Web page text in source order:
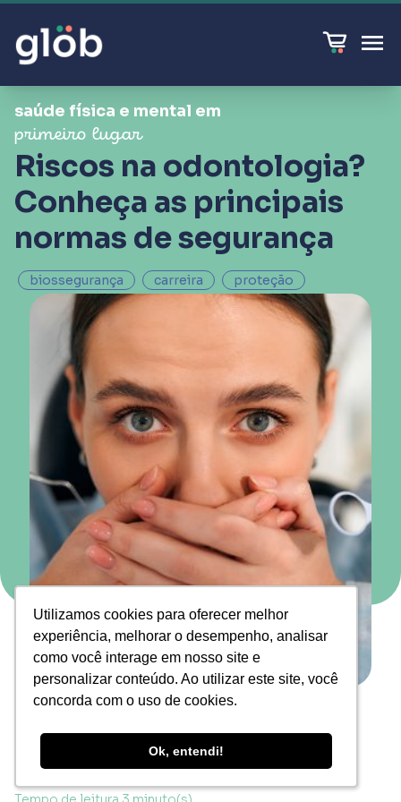
Utilizamos cookies para oferecer melhor
experiência, melhorar o desempenho, analisar
como você interage em nosso site e
personalizar conteúdo. Ao utilizar este site, você
concorda com o uso de cookies.
Ok, entendi!
Utilizamos cookies para oferecer melhor
experiência, melhorar o desempenho, analisar
como você interage em nosso site e
personalizar conteúdo. Ao utilizar este site, você
concorda com o uso de cookies.
Ok, entendi!
saúde física e mental em
primeiro lugar
Riscos na odontologia?
Conheça as principais
normas de segurança
biossegurança carreira proteção
Time Glöfi